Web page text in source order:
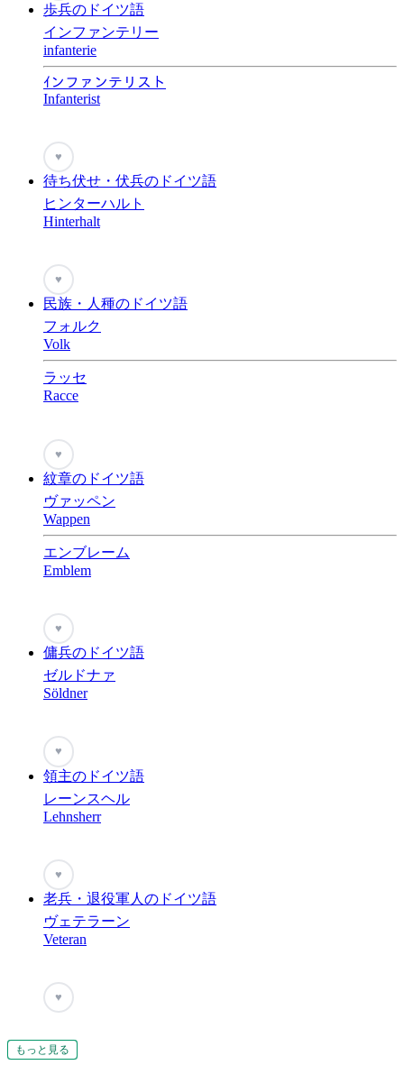
もっと見る
もっと見る
もっと見る
もっと見る
歩兵のドイツ語
インファンテリー
infanterie
ｲンファンテリスト
Infanterist
♥
待ち伏せ・伏兵のドイツ語
ヒンターハルト
Hinterhalt
♥
民族・人種のドイツ語
フォルク
Volk
ラッセ
Racce
♥
紋章のドイツ語
ヴァッペン
Wappen
エンブレーム
Emblem
もっと見る
♥
傭兵のドイツ語
ゼルドナァ
Söldner
もっと見る
♥
領主のドイツ語
レーンスヘル
Lehnsherr
♥
老兵・退役軍人のドイツ語
ヴェテラーン
Veteran
♥